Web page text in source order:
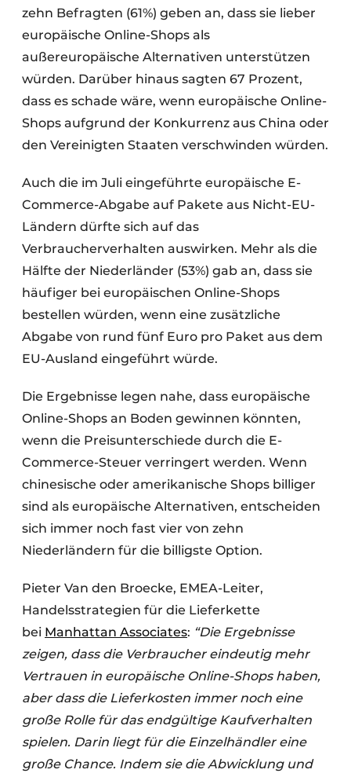
zehn Befragten (61%) geben an, dass sie lieber
europäische Online-Shops als
außereuropäische Alternativen unterstützen
würden. Darüber hinaus sagten 67 Prozent,
dass es schade wäre, wenn europäische Online-
Shops aufgrund der Konkurrenz aus China oder
den Vereinigten Staaten verschwinden würden.
Auch die im Juli eingeführte europäische E-
Commerce-Abgabe auf Pakete aus Nicht-EU-
Ländern dürfte sich auf das
Verbraucherverhalten auswirken. Mehr als die
Hälfte der Niederländer (53%) gab an, dass sie
häufiger bei europäischen Online-Shops
bestellen würden, wenn eine zusätzliche
Abgabe von rund fünf Euro pro Paket aus dem
EU-Ausland eingeführt würde.
Die Ergebnisse legen nahe, dass europäische
Online-Shops an Boden gewinnen könnten,
wenn die Preisunterschiede durch die E-
Commerce-Steuer verringert werden. Wenn
chinesische oder amerikanische Shops billiger
sind als europäische Alternativen, entscheiden
sich immer noch fast vier von zehn
Niederländern für die billigste Option.
Pieter Van den Broecke, EMEA-Leiter,
Handelsstrategien für die Lieferkette
bei Manhattan Associates: “Die Ergebnisse
zeigen, dass die Verbraucher eindeutig mehr
Vertrauen in europäische Online-Shops haben,
aber dass die Lieferkosten immer noch eine
große Rolle für das endgültige Kaufverhalten
spielen. Darin liegt für die Einzelhändler eine
große Chance. Indem sie die Abwicklung und